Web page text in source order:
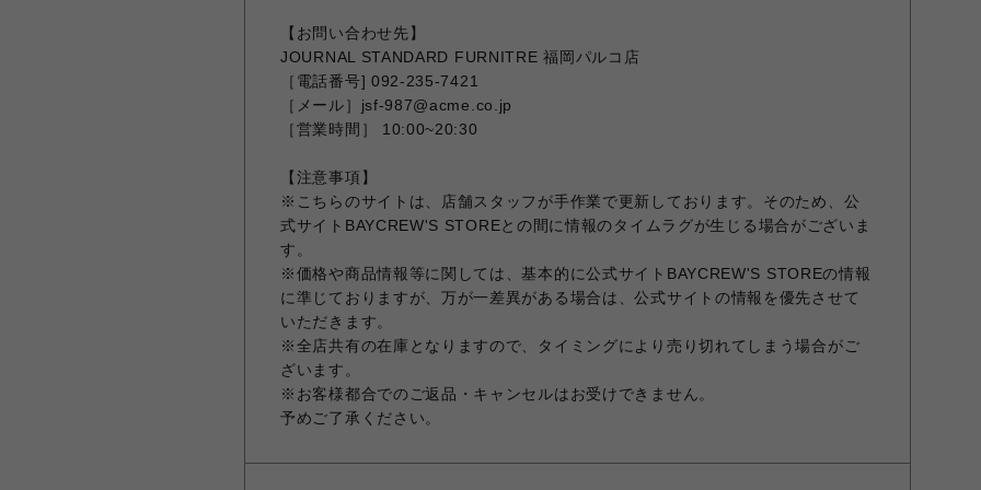
【お問い合わせ先】
JOURNAL STANDARD FURNITRE 福岡パルコ店
［電話番号] 092-235-7421
［メール］jsf-987@acme.co.jp
［営業時間］ 10:00~20:30
【注意事項】
※こちらのサイトは、店舗スタッフが手作業で更新しております。そのため、公
式サイトBAYCREW'S STOREとの間に情報のタイムラグが生じる場合がございま
す。
※価格や商品情報等に関しては、基本的に公式サイトBAYCREW'S STOREの情報
に準じておりますが、万が一差異がある場合は、公式サイトの情報を優先させて
いただきます。
※全店共有の在庫となりますので、タイミングにより売り切れてしまう場合がご
ざいます。
※お客様都合でのご返品・キャンセルはお受けできません。
予めご了承ください。